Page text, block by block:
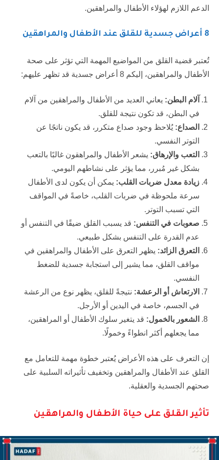
الدعم اللازم لهؤلاء الأطفال والمراهقين.
8 أعراض جسدية للقلق عند الأطفال والمراهقين
تُعتبر قضية القلق من المواضيع المهمة التي تؤثر على صحة
الأطفال والمراهقين، إليكم 8 أعراض جسدية قد تظهر عليهم:
آلام البطن: يعاني العديد من الأطفال والمراهقين من آلام
في البطن، قد تكون نتيجة للقلق.
الصداع: يُلاحظ وجود صداع متكرر، قد يكون ناتجًا عن
التوتر النفسي.
التعب والإرهاق: يشعر الأطفال والمراهقون غالبًا بالتعب
بشكل غير مُبرر، مما يؤثر على نشاطهم اليومي.
زيادة معدل ضربات القلب: يمكن أن يكون لدى الأطفال
سرعة ملحوظة في ضربات القلب، خاصةً في المواقف
التي تسبب التوتر.
صعوبات في التنفس: قد يسبب القلق ضيقًا في التنفس أو
عدم القدرة على التنفس بشكل طبيعي.
التعرق الزائد: يظهر التعرق على الأطفال والمراهقين في
مواقف القلق، مما يشير إلى استجابة جسدية للضغط
النفسي.
الارتعاش أو الرعشة: نتيجةً للقلق، يظهر نوع من الرعشة
في الجسم، خاصة في اليدين أو الأرجل.
الشعور بالخمول: قد يتغير سلوك الأطفال أو المراهقين،
مما يجعلهم أكثر انطواءً وخمولًا.
إن التعرف على هذه الأعراض يُعتبر خطوة مهمة للتعامل مع
القلق عند الأطفال والمراهقين وتخفيف تأثيراته السلبية على
صحتهم الجسدية والعقلية.
تأثير القلق على حياة الأطفال والمراهقين